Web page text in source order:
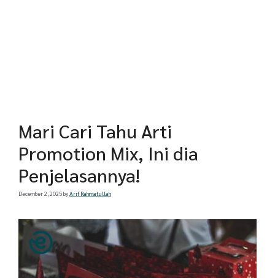
Mari Cari Tahu Arti
Promotion Mix, Ini dia
Penjelasannya!
December 2, 2025byArif Rahmatullah